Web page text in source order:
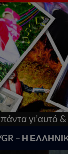
στο
GR – Η